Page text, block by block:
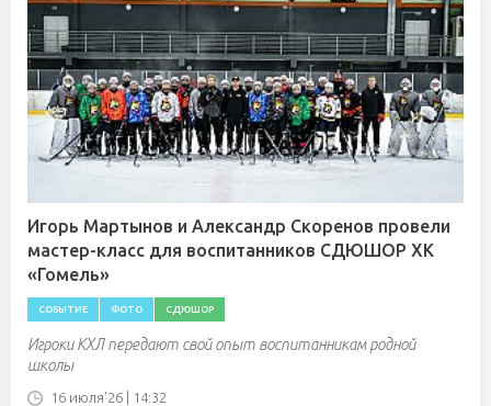
Игорь Мартынов и Александр Скоренов провели
мастер-класс для воспитанников СДЮШОР ХК
«Гомель»
СОБЫТИЕ ФОТО СДЮШОР
Игроки КХЛ передают свой опыт воспитанникам родной
школы
16 июля'26 | 14:32